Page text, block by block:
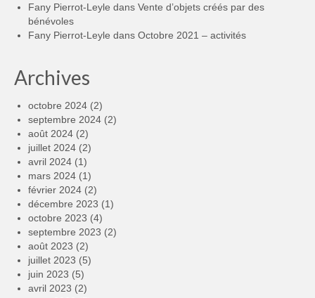
Fany Pierrot-Leyle dans Vente d’objets créés par des
bénévoles
Fany Pierrot-Leyle dans Octobre 2021 – activités
Archives
octobre 2024 (2)
septembre 2024 (2)
août 2024 (2)
juillet 2024 (2)
avril 2024 (1)
mars 2024 (1)
février 2024 (2)
décembre 2023 (1)
octobre 2023 (4)
septembre 2023 (2)
août 2023 (2)
juillet 2023 (5)
juin 2023 (5)
avril 2023 (2)